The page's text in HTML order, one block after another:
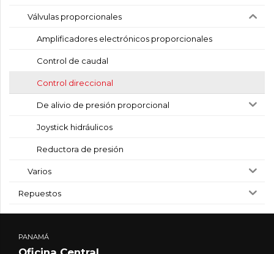
Válvulas proporcionales
Amplificadores electrónicos proporcionales
Control de caudal
Control direccional
De alivio de presión proporcional
Joystick hidráulicos
Reductora de presión
Varios
Repuestos
PANAMÁ